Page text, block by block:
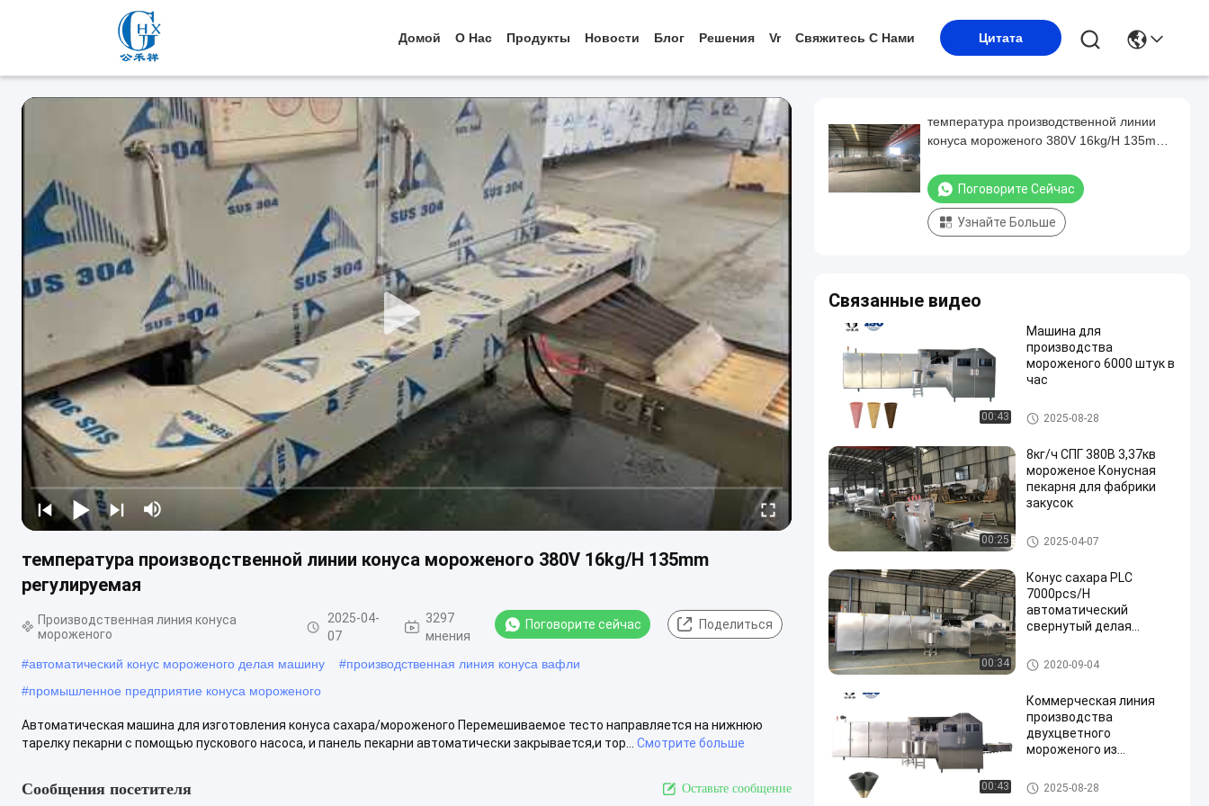
Домой О Нас Продукты Новости Блог Решения Vr Свяжитесь С Нами Цитата
температура производственной линии конуса мороженого 380V 16kg/H 135mm
регулируемая
Производственная линия конуса
мороженого
2025-04-
07
3297
мнения
Поговорите сейчас Поделиться
#автоматический конус мороженого делая машину #производственная линия конуса вафли
#промышленное предприятие конуса мороженого
Автоматическая машина для изготовления конуса сахара/мороженого Перемешиваемое тесто направляется на нижнюю
тарелку пекарни с помощью пускового насоса, и панель пекарни автоматически закрывается,и тор...
Смотрите больше
Сообщения посетителя Оставьте сообщение
температура производственной линии
конуса мороженого 380V 16kg/H 135mm
Поговорите Сейчас
Узнайте Больше
Связанные видео
00:43
Машина для
производства
мороженого 6000 штук в
час
Производственная линия ко
нуса мороженого
2025-08-28
00:25
8кг/ч СПГ 380В 3,37кв
мороженое Конусная
пекарня для фабрики
закусок
Производственная линия ко
нуса мороженого
2025-04-07
00:34
Конус сахара PLC
7000pcs/H
автоматический
свернутый делая
Производственная линия ко
нуса мороженого
2020-09-04
00:43
Коммерческая линия
производства
двухцветного
мороженого из
Производственная линия ко
нуса мороженого
2025-08-28